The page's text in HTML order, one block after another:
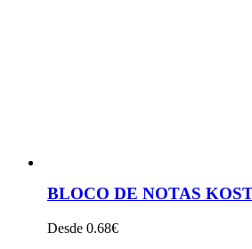
BLOCO DE NOTAS
Desde 0.68€